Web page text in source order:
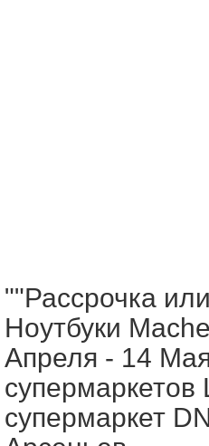
""Рассрочка
Ноутбуки
Апреля - 14
супермаркет